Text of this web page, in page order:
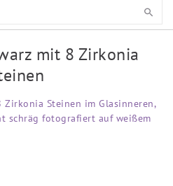
mit 8 Zirkonia